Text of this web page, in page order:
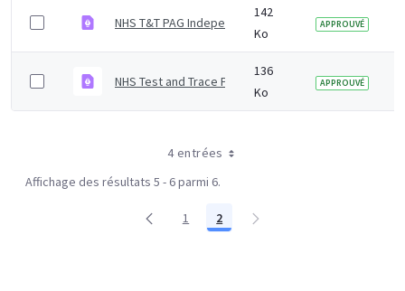
NHS T&T PAG Independent Advisory Group
142
Ko
APPROUVÉ
NHS Test and Trace PAG Independent Advisory
136
Ko
APPROUVÉ
4 entrées
Affichage des résultats 5 - 6 parmi 6.
Page
1 Page
2